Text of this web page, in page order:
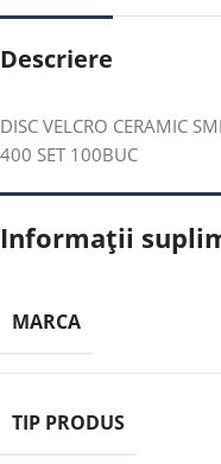
Descriere
DISC VELCRO CERAMIC
400 SET 100BUC
Informații
MARCA
TIP PRODUS